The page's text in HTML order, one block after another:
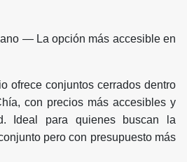
— La opción más accesible en
ofrece conjuntos cerrados dentro
con precios más accesibles y
Ideal para quienes buscan la
pero con presupuesto más